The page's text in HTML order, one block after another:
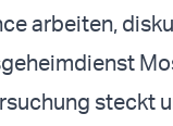
arbeiten,
steckt